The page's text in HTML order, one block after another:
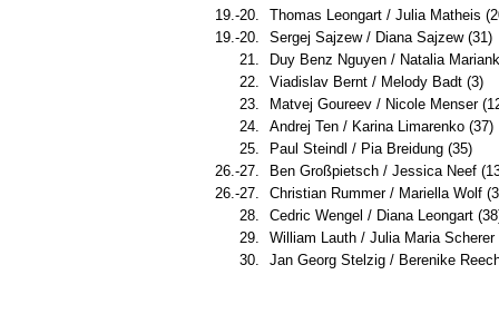
19.-20.
Thomas Leongart / Julia Matheis
19.-20.
Sergej Sajzew / Diana Sajzew (31)
21.
Duy Benz Nguyen / Natalia
22.
Viadislav Bernt / Melody Badt (3)
23.
Matvej Goureev / Nicole Menser
24.
Andrej Ten / Karina Limarenko (37)
25.
Paul Steindl / Pia Breidung (35)
26.-27.
Ben Großpietsch / Jessica Neef
26.-27.
Christian Rummer / Mariella Wolf
28.
Cedric Wengel / Diana Leongart
29.
William Lauth / Julia Maria Scherer
30.
Jan Georg Stelzig / Berenike